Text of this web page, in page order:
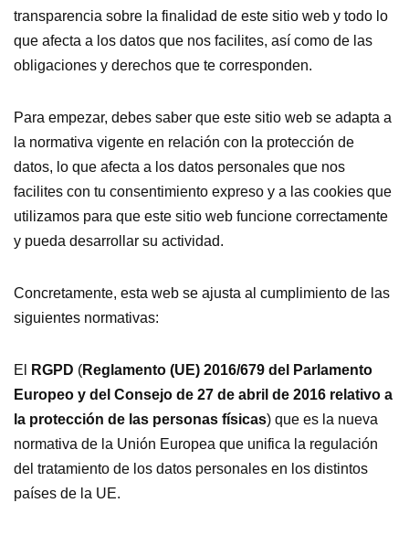
transparencia sobre la finalidad de este sitio web y todo lo
que afecta a los datos que nos facilites, así como de las
obligaciones y derechos que te corresponden.
Para empezar, debes saber que este sitio web se adapta a
la normativa vigente en relación con la protección de
datos, lo que afecta a los datos personales que nos
facilites con tu consentimiento expreso y a las cookies que
utilizamos para que este sitio web funcione correctamente
y pueda desarrollar su actividad.
Concretamente, esta web se ajusta al cumplimiento de las
siguientes normativas:
El RGPD (Reglamento (UE) 2016/679 del Parlamento
Europeo y del Consejo de 27 de abril de 2016 relativo a
la protección de las personas físicas) que es la nueva
normativa de la Unión Europea que unifica la regulación
del tratamiento de los datos personales en los distintos
países de la UE.